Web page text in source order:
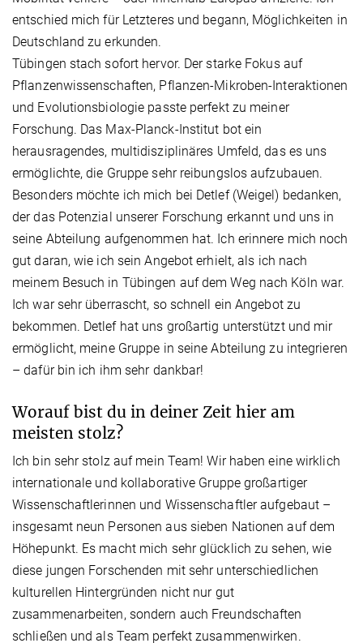
entschied mich für Letzteres und begann, Möglichkeiten in
Deutschland zu erkunden.
Tübingen stach sofort hervor. Der starke Fokus auf
Pflanzenwissenschaften, Pflanzen-Mikroben-Interaktionen
und Evolutionsbiologie passte perfekt zu meiner
Forschung. Das Max-Planck-Institut bot ein
herausragendes, multidisziplinäres Umfeld, das es uns
ermöglichte, die Gruppe sehr reibungslos aufzubauen.
Besonders möchte ich mich bei Detlef (Weigel) bedanken,
der das Potenzial unserer Forschung erkannt und uns in
seine Abteilung aufgenommen hat. Ich erinnere mich noch
gut daran, wie ich sein Angebot erhielt, als ich nach
meinem Besuch in Tübingen auf dem Weg nach Köln war.
Ich war sehr überrascht, so schnell ein Angebot zu
bekommen. Detlef hat uns großartig unterstützt und mir
ermöglicht, meine Gruppe in seine Abteilung zu integrieren
– dafür bin ich ihm sehr dankbar!
Worauf bist du in deiner Zeit hier am
meisten stolz?
Ich bin sehr stolz auf mein Team! Wir haben eine wirklich
internationale und kollaborative Gruppe großartiger
Wissenschaftlerinnen und Wissenschaftler aufgebaut –
insgesamt neun Personen aus sieben Nationen auf dem
Höhepunkt. Es macht mich sehr glücklich zu sehen, wie
diese jungen Forschenden mit sehr unterschiedlichen
kulturellen Hintergründen nicht nur gut
zusammenarbeiten, sondern auch Freundschaften
schließen und als Team perfekt zusammenwirken.